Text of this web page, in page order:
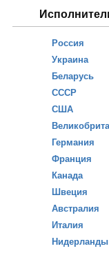
Россия
Украина
Беларусь
СССР
США
Германия
Франция
Канада
Швеция
Австралия
Италия
Нидерланды